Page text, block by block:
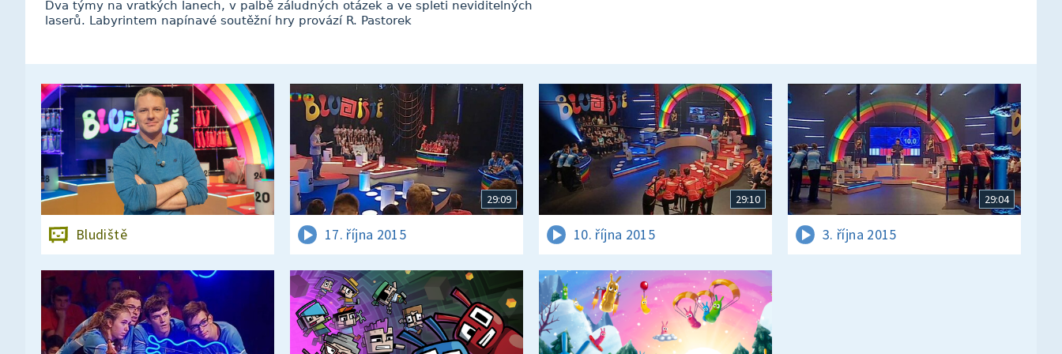
Dva týmy na vratkých lanech, v palbě záludných otázek a ve spleti neviditelných
laserů. Labyrintem napínavé soutěžní hry provází R. Pastorek
Bludiště
29:09
17. října 2015
29:10
10. října 2015
29:04
3. října 2015